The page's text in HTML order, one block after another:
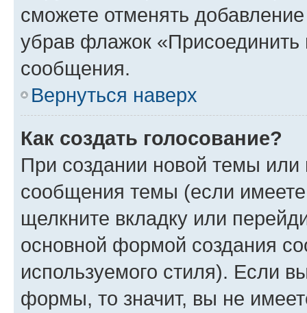
сможете отменять
убрав флажок
сообщения.
Вернуться наверх
Как создать голосование?
При создании новой темы или
сообщения темы (если
щелкните вкладку или
основной формой создания
используемого стиля). Если
формы, то значит, вы не